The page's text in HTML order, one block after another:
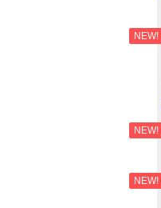
NEW!
NEW!
NEW!